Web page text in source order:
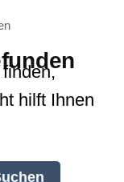
hilft Ihnen